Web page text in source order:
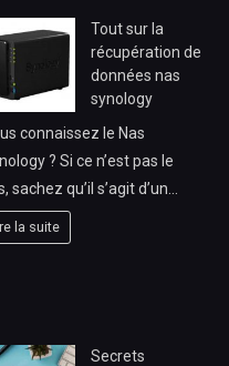
Tout sur la
récupération de
données nas
synology
connaissez le Nas
? Si ce n’est pas le
sachez qu’il s’agit d’un…
la suite
Secrets